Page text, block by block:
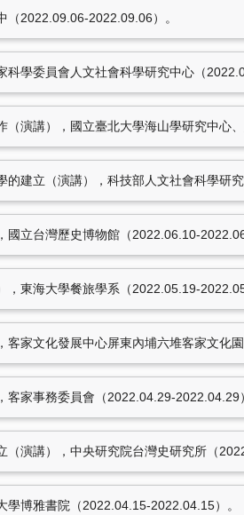
2022.09.06-2022.09.06）。
學委員會人文社會科學研究中心（
演講），國立臺北大學海山學研究中心
建立（演講），科技部人文社會科學研
立台灣歷史博物館（2022.06.10-
東海大學餐旅學系（2022.05.19-
家文化發展中心屏東內埔六堆客家文化
家事務委員會（2022.04.29-2022.04.29
演講），中央研究院台灣史研究所（
博雅書院（2022.04.15-2022.04.15）。